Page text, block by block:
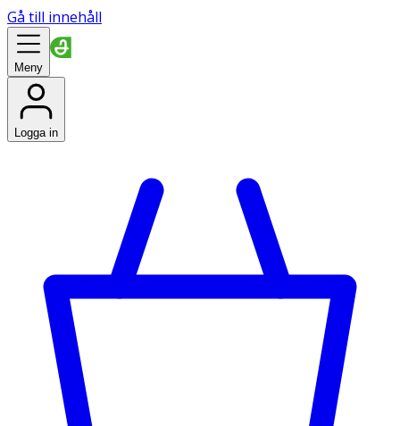
Gå till innehåll
Meny
Logga in